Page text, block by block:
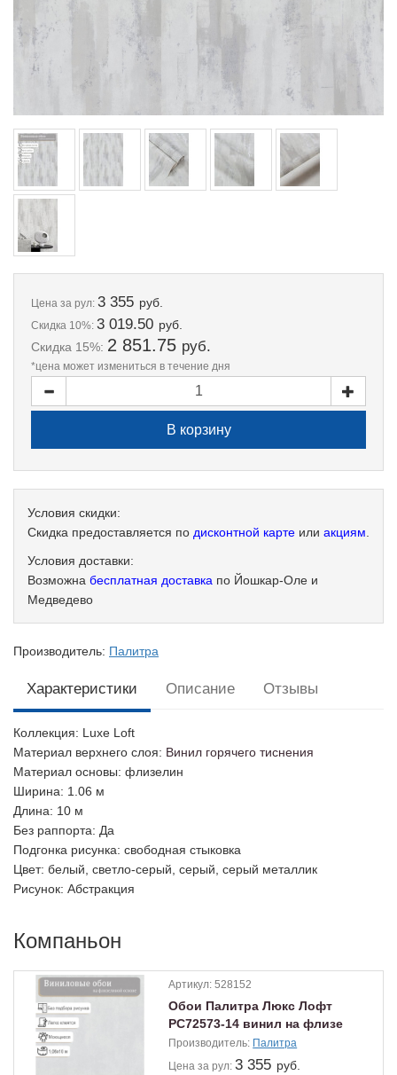
Цена за рул: 3 355 руб.
Скидка 10%: 3 019.50 руб.
Скидка 15%: 2 851.75 руб.
*цена может измениться в течение дня
Условия скидки:
Скидка предоставляется по дисконтной карте или акциям.
Условия доставки:
Возможна бесплатная доставка по Йошкар-Оле и
Медведево
Производитель: Палитра
Характеристики Описание Отзывы
Коллекция: Luxe Loft
Материал верхнего слоя: Винил горячего тиснения
Материал основы: флизелин
Ширина: 1.06 м
Длина: 10 м
Без раппорта: Да
Подгонка рисунка: свободная стыковка
Цвет: белый, светло-серый, серый, серый металлик
Рисунок: Абстракция
Компаньон
Артикул:528152
Обои Палитра Люкс Лофт
PC72573-14 винил на флизе
1.06х10м.
Производитель: Палитра
Цена за рул:3 355 руб.